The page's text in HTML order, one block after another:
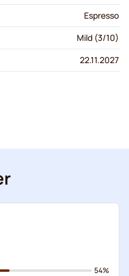
Espresso
Mild (3/10)
22.11.2027
54%